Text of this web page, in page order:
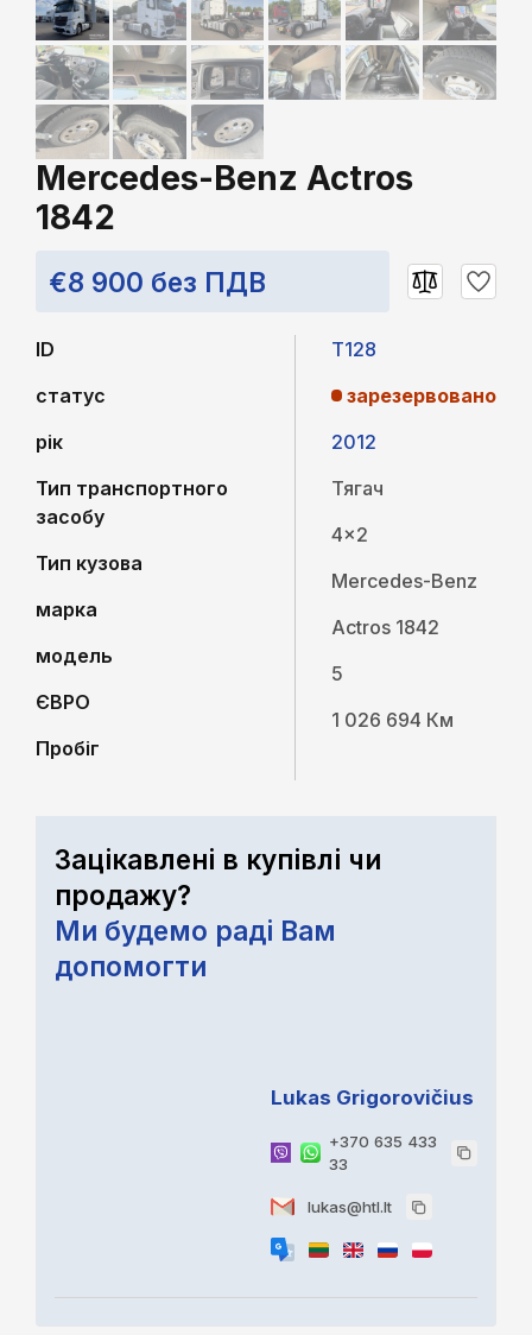
Mercedes-Benz Actros
1842
€8 900 без ПДВ
ID
статус
рік
Тип транспортного
засобу
Тип кузова
марка
модель
ЄВРО
Пробіг
T128
зарезервовано
2012
Тягач
4x2
Mercedes-Benz
Actros 1842
5
1 026 694 Км
Зацікавлені в купівлі чи
продажу?
Ми будемо раді Вам
допомогти
Lukas Grigorovičius
+370 635 433
33
lukas@htl.lt